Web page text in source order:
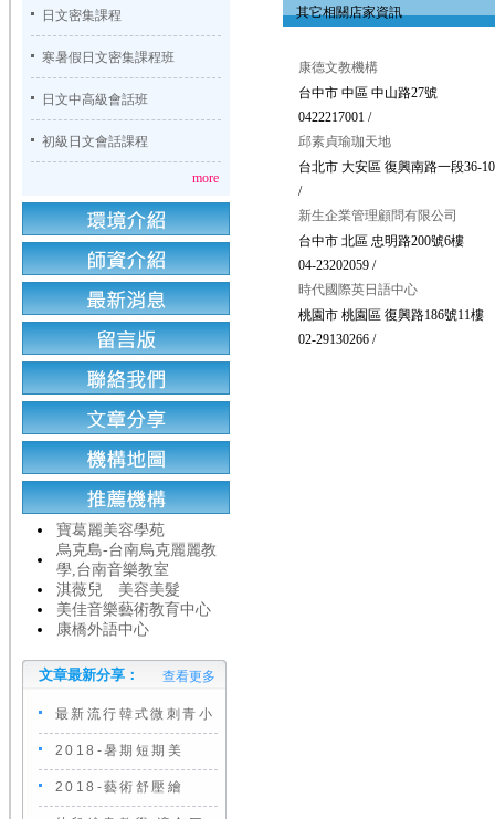
日文密集課程
寒暑假日文密集課程班
日文中高級會話班
初級日文會話課程
more
寶葛麗美容學苑
烏克島-台南烏克麗麗教
學,台南音樂教室
淇薇兒 美容美髮
美佳音樂藝術教育中心
康橋外語中心
文章最新分享： 查看更多
最新流行韓式微刺青小
2018-暑期短期美
2018-藝術舒壓繪
其它相關店家資訊
康德文教機構
台中市 中區 中山路27號
0422217001 /
邱素貞瑜珈天地
台北市 大安區 復興南路一段36-
/
新生企業管理顧問有限公司
台中市 北區 忠明路200號6樓
04-23202059 /
時代國際英日語中心
桃園市 桃園區 復興路186號11樓
02-29130266 /